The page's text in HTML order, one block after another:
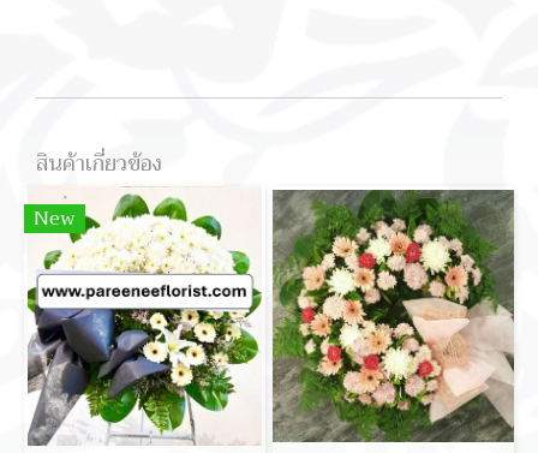
สินค้าเกี่ยวข้อง
New